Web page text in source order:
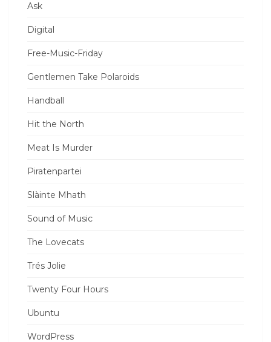
Ask
Digital
Free-Music-Friday
Gentlemen Take Polaroids
Handball
Hit the North
Meat Is Murder
Piratenpartei
Slàinte Mhath
Sound of Music
The Lovecats
Trés Jolie
Twenty Four Hours
Ubuntu
WordPress